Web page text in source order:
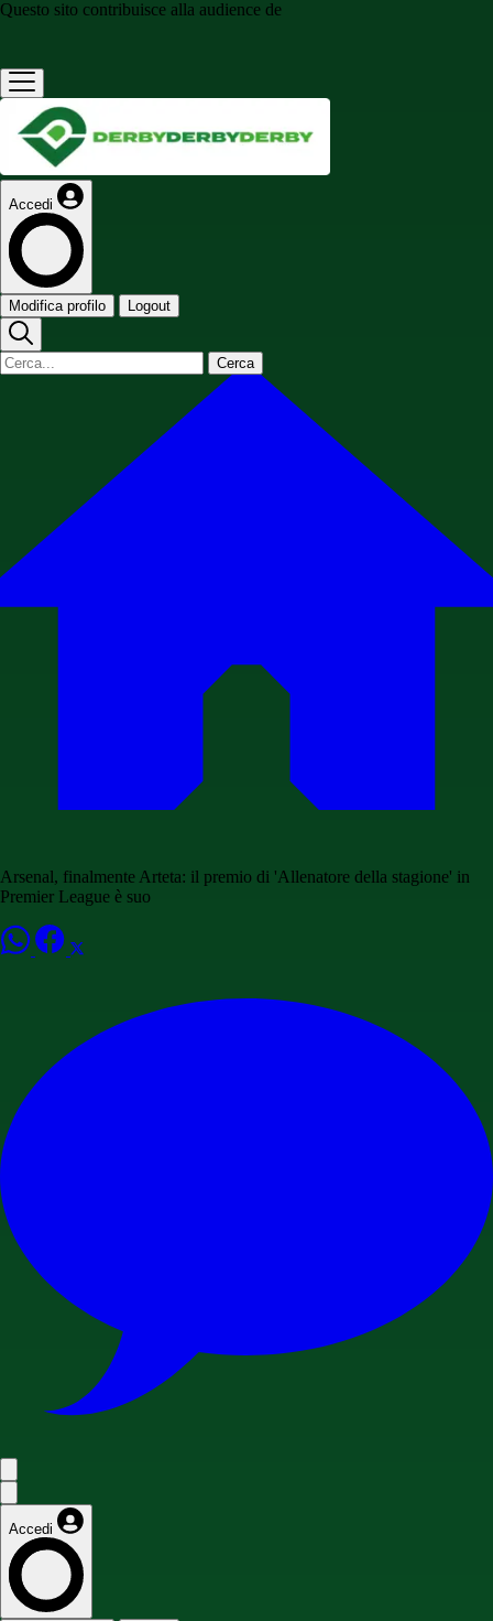
Questo sito contribuisce alla audience de
Accedi
Modifica profilo Logout
Cerca
Arsenal, finalmente Arteta: il premio di 'Allenatore della stagione' in
Premier League è suo
Accedi